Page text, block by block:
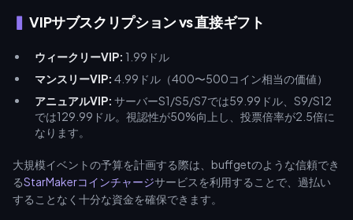
VIPサブスクリプション vs 直接ギフト
ウィークリーVIP: 1.99ドル
マンスリーVIP: 4.99ドル（400〜500コイン相当の価値）
アニュアルVIP: サーバーS1/S5/S7では59.99ドル、S9/S12
では129.99ドル。視認性が50%向上し、投票倍率が2.5倍に
なります。
大規模イベントの予算を計画する際は、buffgetのような信頼でき
るStarMakerコインチャージサービスを利用することで、過払い
することなく十分な資金を確保できます。